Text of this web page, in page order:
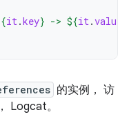
it.key} -> ${it.value
的实例， 访
Logcat。